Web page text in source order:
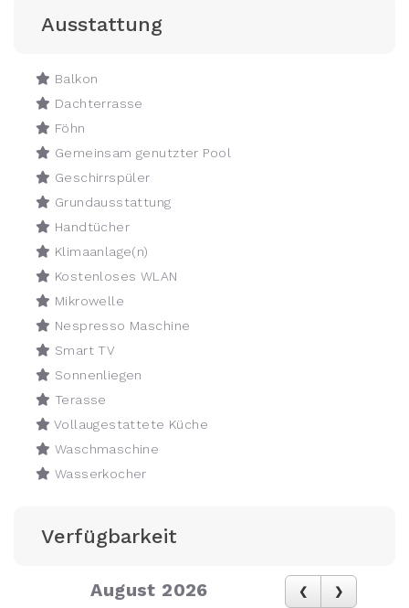
Ausstattung
Balkon
Dachterrasse
Föhn
Gemeinsam genutzter Pool
Geschirrspüler
Grundausstattung
Handtücher
Klimaanlage(n)
Kostenloses WLAN
Mikrowelle
Nespresso Maschine
Smart TV
Sonnenliegen
Terasse
Vollaugestattete Küche
Waschmaschine
Wasserkocher
Verfügbarkeit
August 2026